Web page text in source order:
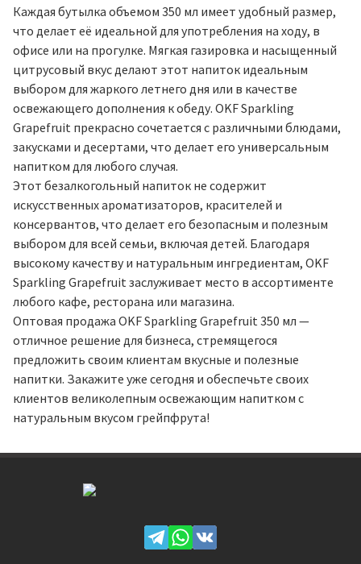
Каждая бутылка объемом 350 мл имеет удобный размер,
что делает её идеальной для употребления на ходу, в
офисе или на прогулке. Мягкая газировка и насыщенный
цитрусовый вкус делают этот напиток идеальным
выбором для жаркого летнего дня или в качестве
освежающего дополнения к обеду. OKF Sparkling
Grapefruit прекрасно сочетается с различными блюдами,
закусками и десертами, что делает его универсальным
напитком для любого случая.
Этот безалкогольный напиток не содержит
искусственных ароматизаторов, красителей и
консервантов, что делает его безопасным и полезным
выбором для всей семьи, включая детей. Благодаря
высокому качеству и натуральным ингредиентам, OKF
Sparkling Grapefruit заслуживает место в ассортименте
любого кафе, ресторана или магазина.
Оптовая продажа OKF Sparkling Grapefruit 350 мл —
отличное решение для бизнеса, стремящегося
предложить своим клиентам вкусные и полезные
напитки. Закажите уже сегодня и обеспечьте своих
клиентов великолепным освежающим напитком с
натуральным вкусом грейпфрута!